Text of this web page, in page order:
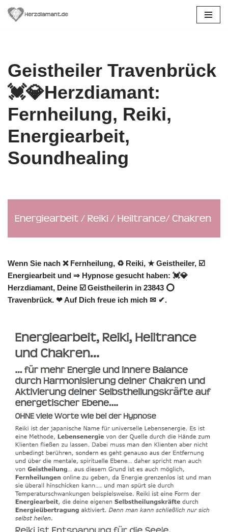
Geistheiler Travenbrück
💓️💎Herzdiamant:
Fernheilung, Reiki,
Energiearbeit,
Soundhealing
Wenn Sie nach ❌ Fernheilung, ♻ Reiki, ★ Geistheiler, ☑️
Energiearbeit und ⇒ Hypnose gesucht haben: 💓️💎
Herzdiamant, Deine ☑️ Geistheilerin in 23843 ⭕
Travenbrück. ❤ Auf Dich freue ich mich ✉ ✔.